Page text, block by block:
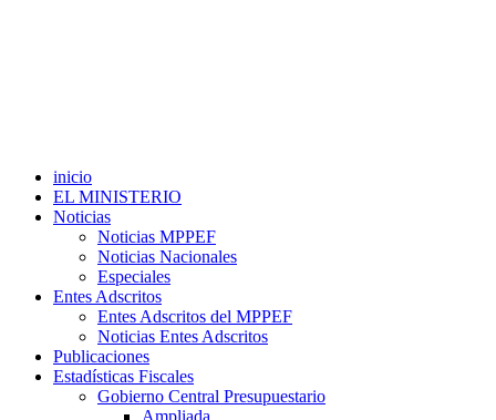
inicio
EL MINISTERIO
Noticias
Noticias MPPEF
Noticias Nacionales
Especiales
Entes Adscritos
Entes Adscritos del MPPEF
Noticias Entes Adscritos
Publicaciones
Estadísticas Fiscales
Gobierno Central Presupuestario
Ampliada